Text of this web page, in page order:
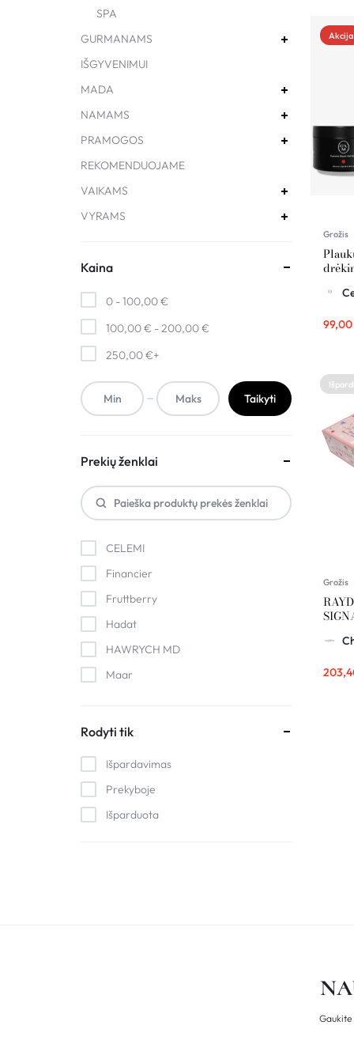
Akcija
Grožis
Grožis
SPA
GURMANAMS
IŠGYVENIMUI
MADA
NAMAMS
PRAMOGOS
REKOMENDUOJAME
VAIKAMS
VYRAMS
Kaina
0 -100,00€
100,00€ -200,00€
250,00€+
Taikyti
Prekių ženklai
CELEMI
Financier
Fruttberry
Hadat
HAWRYCH MD
Maar
My Shemen
Rodyti tik
Išpardavimas
Prekyboje
Išparduota